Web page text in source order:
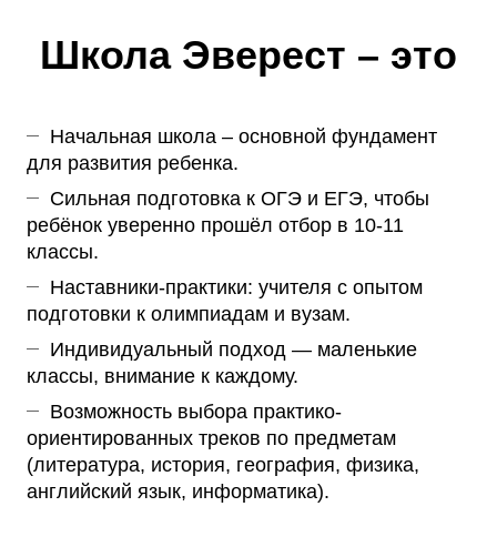
Школа Эверест – это
Начальная школа – основной фундамент
для развития ребенка.
Сильная подготовка к ОГЭ и ЕГЭ, чтобы
ребёнок уверенно прошёл отбор в 10-11
классы.
Наставники-практики: учителя с опытом
подготовки к олимпиадам и вузам.
Индивидуальный подход — маленькие
классы, внимание к каждому.
Возможность выбора практико-
ориентированных треков по предметам
(литература, история, география, физика,
английский язык, информатика).